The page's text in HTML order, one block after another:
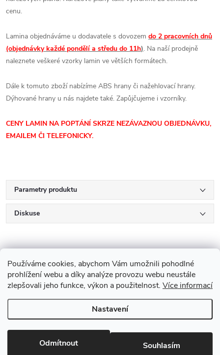
Používáme cookies, abychom Vám umožnili pohodlné
prohlížení webu a díky analýze provozu webu neustále
zlepšovali jeho funkce, výkon a použitelnost. Více informací
Nastavení
Odmítnout Souhlasím
cenu.
Lamina objednáváme u dodavatele s dovozem do 2 pracovních dnů
(objednávky každé pondělí a středu do 11h). Na naší prodejně
naleznete veškeré vzorky lamin ve větších formátech.
Dále k tomuto zboží nabízíme ABS hrany či nažehlovací hrany.
Dýhované hrany u nás najdete také. Zapůjčujeme i vzorníky.
CENY LAMIN NA POPTÁNÍ SKRZE NEZÁVAZNOU OBJEDNÁVKU,
EMAILEM ČI TELEFONICKY.
Parametry produktu
Diskuse
Z
á
Drevobis Horoměřice. Všechna práva vyhrazena.
nastavení cookies